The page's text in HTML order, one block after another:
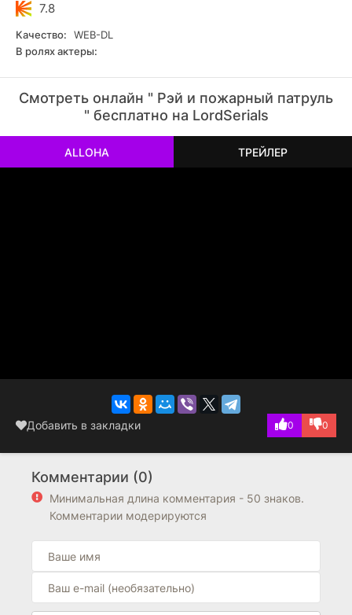
7.8
Качество:
WEB-DL
В ролях актеры:
Смотреть онлайн " Рэй и пожарный патруль
" бесплатно на LordSerials
РЕКЛАМА
РЕКЛАМА
РЕКЛАМА
РЕКЛАМАALLOHA ТРЕЙЛЕР
Добавить в закладки 0 0
Комментарии (0)
Минимальная длина комментария - 50 знаков.
Комментарии модерируются